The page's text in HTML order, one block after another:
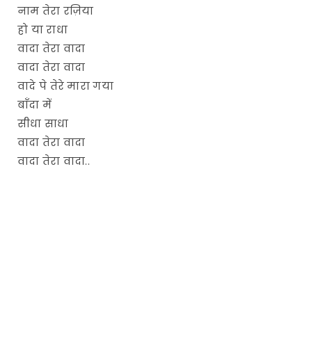
नाम तेरा रज़िया
हो या राधा
वादा तेरा वादा
वादा तेरा वादा
वादे पे तेरे मारा गया
बाँदा में
सीधा साधा
वादा तेरा वादा
वादा तेरा वादा..